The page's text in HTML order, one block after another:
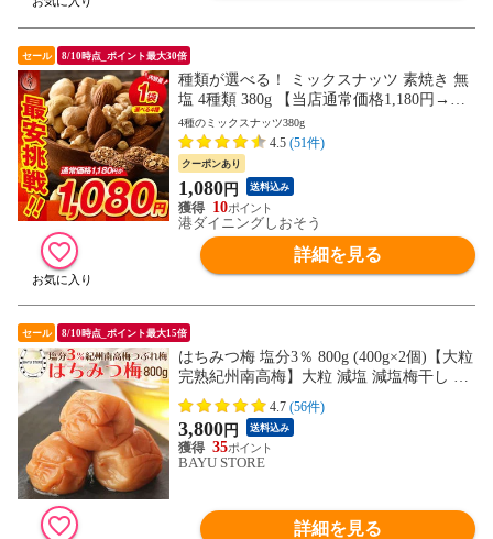
セール 8/10時点_ポイント最大30倍
種類が選べる！ ミックスナッツ 素焼き 無
塩 4種類 380g 【当店通常価格1,180円→送
料無料1,080円！】アーモンド カシューナ
ッツ クルミ マカダミアナッツ 食塩不使用
加工オイル不使用
4種のミックスナッツ380g
4.5 (51件)
クーポンあり
1,080円 送料込み
10
港ダイニングしおそう
詳細を見る
セール 8/10時点_ポイント最大15倍
はちみつ梅 塩分3％ 800g (400g×2個)【大粒
完熟紀州南高梅】大粒 減塩 減塩梅干し 南
高梅 はちみつ梅干し 訳アリ はちみつ 梅干
南高梅 うめ ウメ 梅干し うめ 訳あり 梅 梅
干し 梅干 梅 熱中症対策 塩分補給 お中元
御歳暮 送料無料
4.7 (56件)
3,800円 送料込み
35
BAYU STORE
詳細を見る